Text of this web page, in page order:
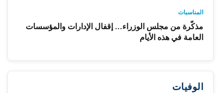
المناسبات
مذكّرة من مجلس الوزراء... إقفال الإدارات والمؤسسات
العامة في هذه الأيام
الوفيات